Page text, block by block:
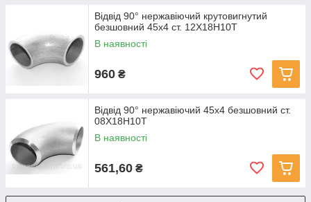
Відвід 90° нержавіючий крутовигнутий
безшовний 45x4 ст. 12Х18Н10Т
В наявності
960 ₴
Відвід 90° нержавіючий 45х4 безшовний ст.
08Х18Н10Т
В наявності
561,60 ₴